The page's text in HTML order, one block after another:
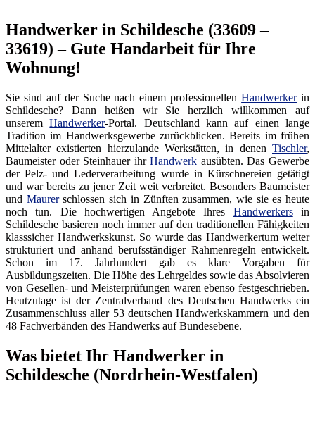
Handwerker in Schildesche (33609 –
33619) – Gute Handarbeit für Ihre
Wohnung!
Sie sind auf der Suche nach einem professionellenHandwerkerin
Schildesche? Dann heißen wir Sie herzlich willkommen auf
unseremHandwerker-Portal. Deutschland kann auf einen lange
Tradition im Handwerksgewerbe zurückblicken. Bereits im frühen
Mittelalter existierten hierzulande Werkstätten, in denen Tischler,
Baumeister oder Steinhauer ihrHandwerk ausübten. Das Gewerbe
der Pelz- und Lederverarbeitung wurde in Kürschnereien getätigt
und war bereits zu jener Zeit weit verbreitet. Besonders Baumeister
und Maurerschlossen sich in Zünften zusammen, wie sie es heute
noch tun. Die hochwertigen Angebote Ihres Handwerkersin
Schildesche basieren noch immer auf den traditionellen Fähigkeiten
klasssicher Handwerkskunst. So wurde das Handwerkertum weiter
strukturiert und anhand berufsständiger Rahmenregeln entwickelt.
Schon im 17. Jahrhundert gab es klare Vorgaben für
Ausbildungszeiten. Die Höhe des Lehrgeldes sowie das Absolvieren
von Gesellen- und Meisterprüfungen waren ebenso festgeschrieben.
Heutzutage ist der Zentralverband des Deutschen Handwerks ein
Zusammenschluss aller 53 deutschen Handwerkskammern und den
48 Fachverbänden des Handwerks auf Bundesebene.
Was bietet Ihr Handwerker in
Schildesche (Nordrhein-Westfalen)